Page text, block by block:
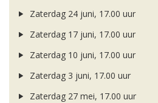
Zaterdag 24 juni, 17.00 uur
Zaterdag 17 juni, 17.00 uur
Zaterdag 10 juni, 17.00 uur
Zaterdag 3 juni, 17.00 uur
Zaterdag 27 mei, 17.00 uur